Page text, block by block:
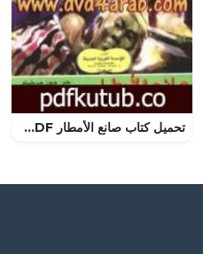
تحميل كتاب صانع الأمطار PDF تأليف جون غريشام مجانا [كامل]